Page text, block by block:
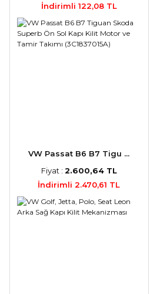
İndirimli 122,08 TL
VW Passat B6 B7 Tigu ...
Fiyat : 2.600,64 TL
İndirimli 2.470,61 TL